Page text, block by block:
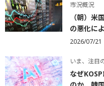
市況概況
（朝）
の悪化に
2026/07/21
いま、注目
なぜ